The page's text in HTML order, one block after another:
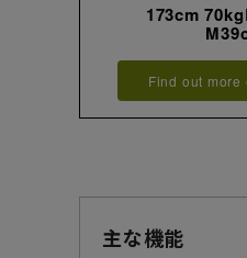
173cm
Find out more
主な機能